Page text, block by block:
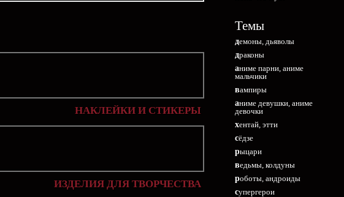
НАКЛЕЙКИ И СТИКЕРЫ
ИЗДЕЛИЯ ДЛЯ ТВОРЧЕСТВА
Темы
демоны, дьяволы
драконы
аниме парни, аниме
мальчики
вампиры
аниме девушки, аниме
девочки
хентай, этти
сёдзе
рыцари
ведьмы, колдуны
роботы, андроиды
супергерои